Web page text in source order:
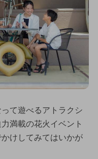
て遊べるアトラクシ
満載の花火イベント
けしてみてはいかが